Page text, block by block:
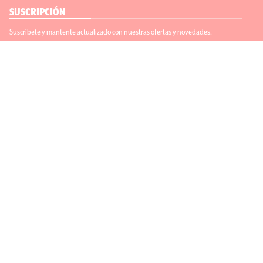
SUSCRIPCIÓN
Suscríbete y mantente actualizado con nuestras ofertas y novedades.